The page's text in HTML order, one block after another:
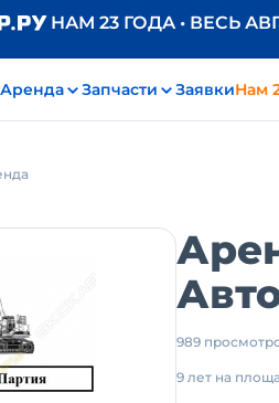
НАМ 23 ГОДА • ВЕСЬ
Аренда Запчасти ЗаявкиНам
989
9 лет на